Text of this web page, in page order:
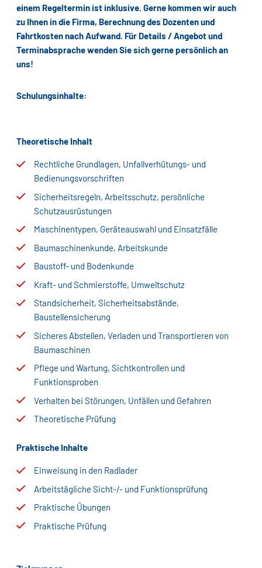
einem Regeltermin ist inklusive. Gerne kommen wir auch
zu Ihnen in die Firma, Berechnung des Dozenten und
Fahrtkosten nach Aufwand. Für Details / Angebot und
Terminabsprache wenden Sie sich gerne persönlich an
uns!
Schulungsinhalte:
Theoretische Inhalt
Rechtliche Grundlagen, Unfallverhütungs- und
Bedienungsvorschriften
Sicherheitsregeln, Arbeitsschutz, persönliche
Schutzausrüstungen
Maschinentypen, Geräteauswahl und Einsatzfälle
Baumaschinenkunde, Arbeitskunde
Baustoff- und Bodenkunde
Kraft- und Schmierstoffe, Umweltschutz
Standsicherheit, Sicherheitsabstände,
Baustellensicherung
Sicheres Abstellen, Verladen und Transportieren von
Baumaschinen
Pflege und Wartung, Sichtkontrollen und
Funktionsproben
Verhalten bei Störungen, Unfällen und Gefahren
Theoretische Prüfung
Praktische Inhalte
Einweisung in den Radlader
Arbeitstägliche Sicht-/- und Funktionsprüfung
Praktische Übungen
Praktische Prüfung